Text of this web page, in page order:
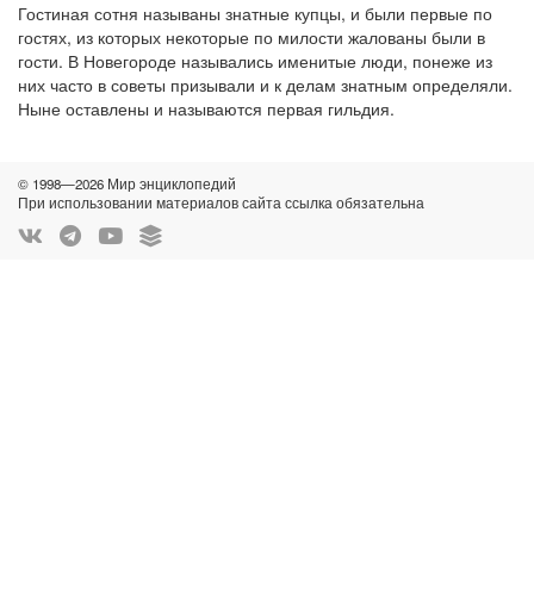
Гостиная сотня называны знатные купцы, и были первые по
гостях, из которых некоторые по милости жалованы были в
гости. В Новегороде назывались именитые люди, понеже из
них часто в советы призывали и к делам знатным определяли.
Ныне оставлены и называются первая гильдия.
© 1998—2026 Мир энциклопедий
При использовании материалов сайта ссылка обязательна